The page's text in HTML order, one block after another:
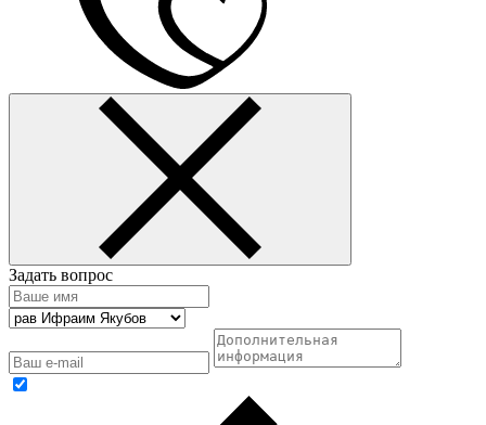
Задать вопрос